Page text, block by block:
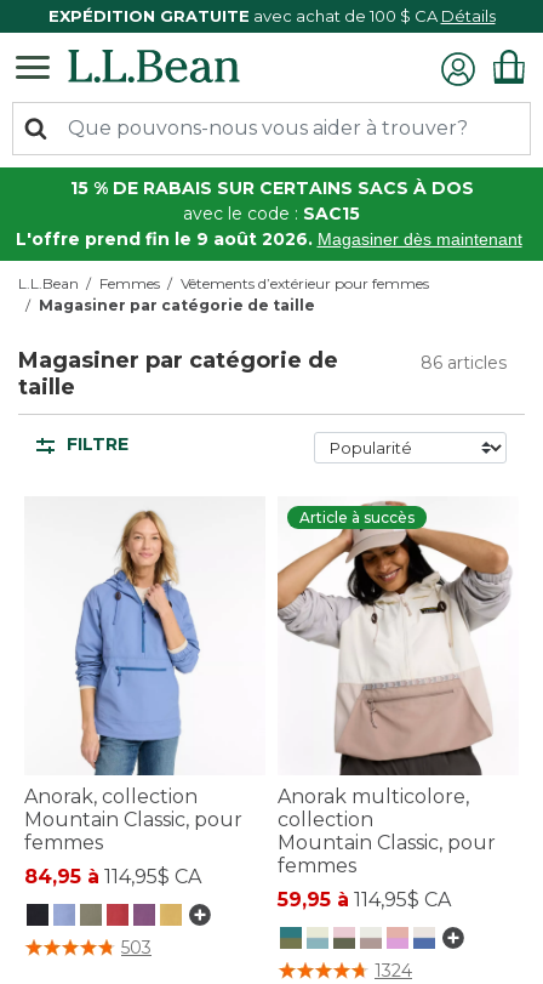
EXPÉDITION GRATUITE avec achat de 100 $ CA Détails
15 % DE RABAIS SUR CERTAINS SACS À DOS
avec le code : SAC15
L'offre prend fin le 9 août 2026. Magasiner dès maintenant
L.L.Bean Femmes
Vêtements d’extérieur pour femmes
Magasiner par catégorie de taille
Magasiner par catégorie de
taille
86 articles
FILTRE
Anorak, collection
Mountain Classic, pour
femmes
84,95 à 114,95$ CA
3,7 sur 5 Évaluation des clients
503
Article à succès
Anorak multicolore,
collection
Mountain Classic, pour
femmes
59,95 à 114,95$ CA
5 sur 5 Évaluation des clients
1324